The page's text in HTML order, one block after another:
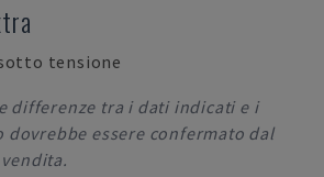
tensione
differenze tra i dati indicati e i
dovrebbe essere confermato dal